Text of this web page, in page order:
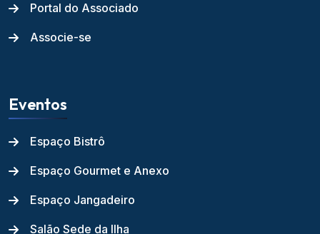
Portal do Associado
Associe-se
Eventos
Espaço Bistrô
Espaço Gourmet e Anexo
Espaço Jangadeiro
Salão Sede da Ilha